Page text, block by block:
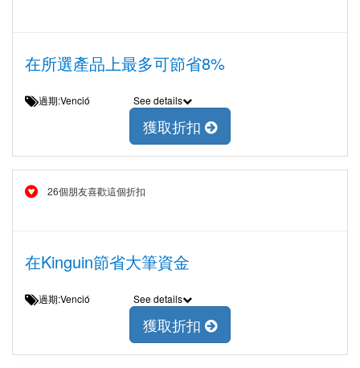
在所選產品上最多可節省8%
過期:Venció See details
獲取折扣
26個朋友喜歡這個折扣
在Kinguin節省大筆資金
過期:Venció See details
獲取折扣